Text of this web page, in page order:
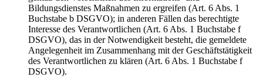
Bildungsdienstes Maßnahmen zu ergreifen (Art. 6 Abs. 1
Buchstabe b DSGVO); in anderen Fällen das berechtigte
Interesse des Verantwortlichen (Art. 6 Abs. 1 Buchstabe f
DSGVO), das in der Notwendigkeit besteht, die gemeldete
Angelegenheit im Zusammenhang mit der Geschäftstätigkeit
des Verantwortlichen zu klären (Art. 6 Abs. 1 Buchstabe f
DSGVO).